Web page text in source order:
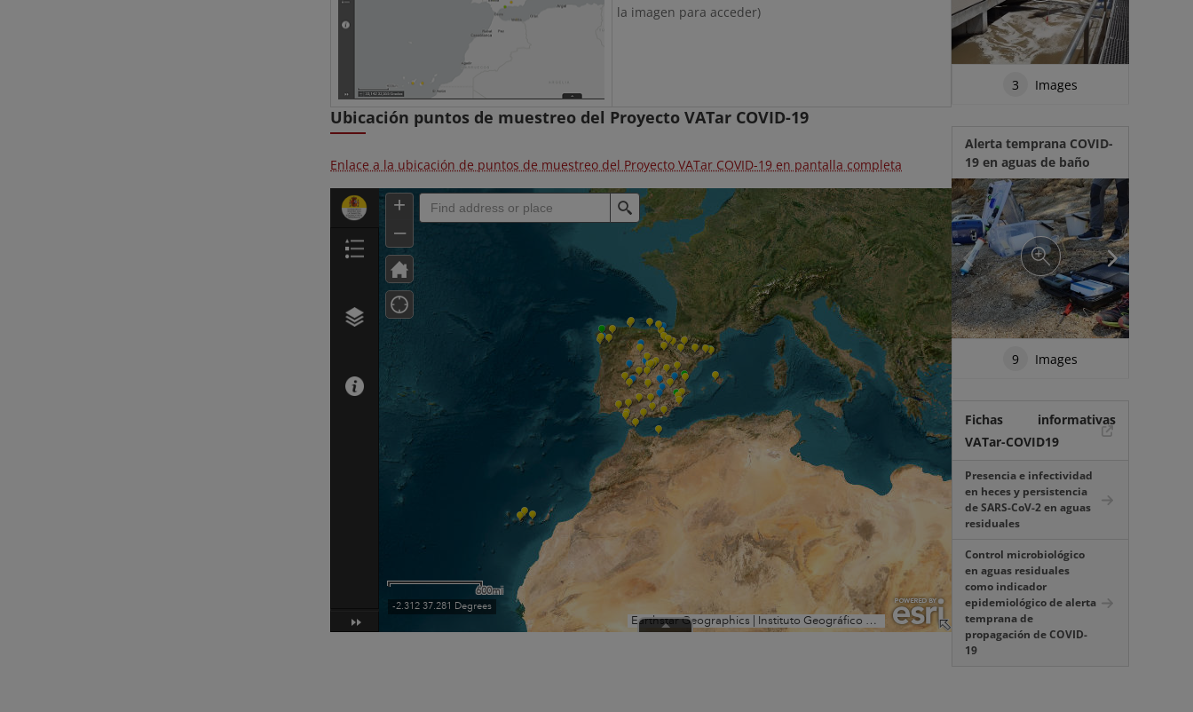
la imagen para acceder)
Ubicación puntos de muestreo del Proyecto VATar COVID-19
Enlace a la ubicación de puntos de muestreo del Proyecto VATar COVID-19 en pantalla completa
3 Images
Alerta temprana COVID-
19 en aguas de baño
9 Images
Fichas informativas
VATar-COVID19
Presencia e infectividad
en heces y persistencia
de SARS-CoV-2 en aguas
residuales
Control microbiológico
en aguas residuales
como indicador
epidemiológico de alerta
temprana de
propagación de COVID-
19